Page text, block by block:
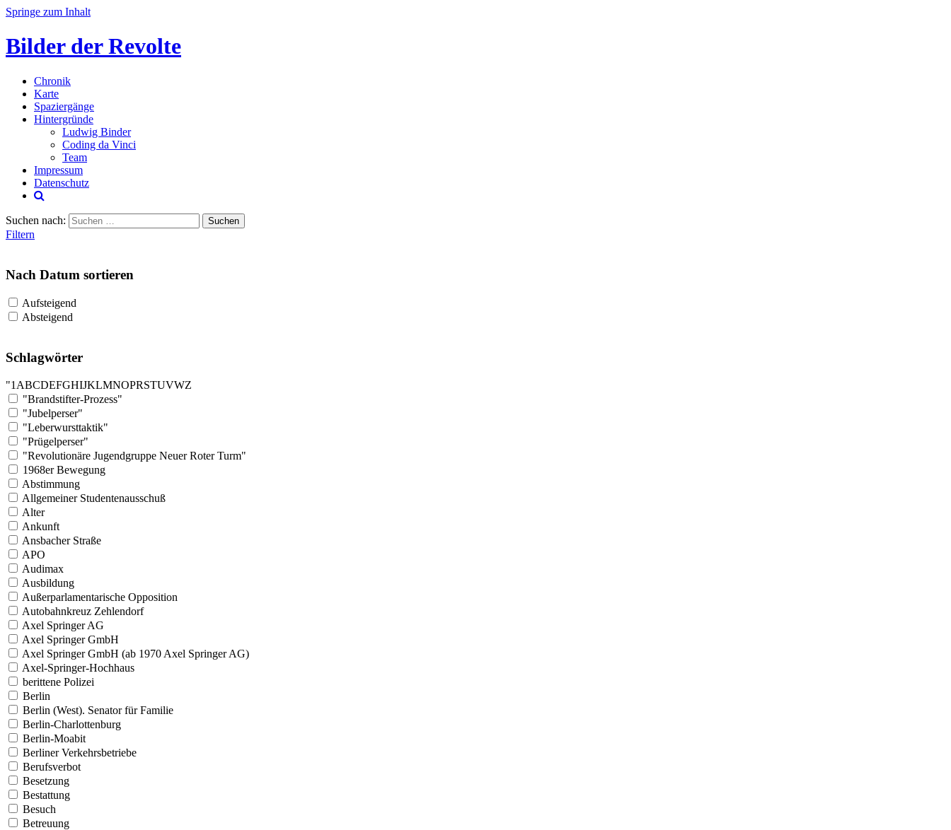
Springe zum Inhalt
Bilder der Revolte
Chronik
Karte
Spaziergänge
Hintergründe
Ludwig Binder
Coding da Vinci
Team
Impressum
Datenschutz
Suchen nach:
Filtern
Nach Datum sortieren
Aufsteigend
Absteigend
Schlagwörter
"1 ABCDEFGHIJKLMNOPRSTUVWZ
"Brandstifter-Prozess"
"Jubelperser"
"Leberwursttaktik"
"Prügelperser"
"Revolutionäre Jugendgruppe Neuer Roter Turm"
1968er Bewegung
Abstimmung
Allgemeiner Studentenausschuß
Alter
Ankunft
Ansbacher Straße
APO
Audimax
Ausbildung
Außerparlamentarische Opposition
Autobahnkreuz Zehlendorf
Axel Springer AG
Axel Springer GmbH
Axel Springer GmbH (ab 1970 Axel Springer AG)
Axel-Springer-Hochhaus
berittene Polizei
Berlin
Berlin (West). Senator für Familie
Berlin-Charlottenburg
Berlin-Moabit
Berliner Verkehrsbetriebe
Berufsverbot
Besetzung
Bestattung
Besuch
Betreuung